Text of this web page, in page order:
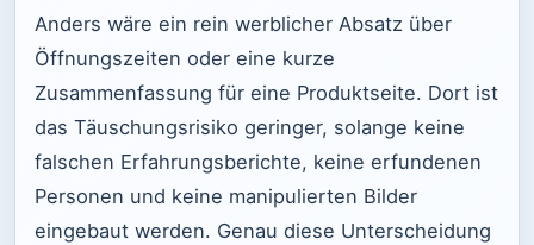
Anders wäre ein rein werblicher Absatz über
Öffnungszeiten oder eine kurze
Zusammenfassung für eine Produktseite. Dort ist
das Täuschungsrisiko geringer, solange keine
falschen Erfahrungsberichte, keine erfundenen
Personen und keine manipulierten Bilder
eingebaut werden. Genau diese Unterscheidung